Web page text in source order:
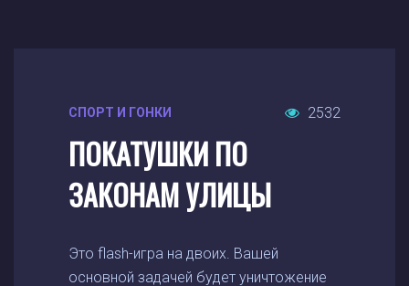
СПОРТ И ГОНКИ 2532
ПОКАТУШКИ ПО
ЗАКОНАМ УЛИЦЫ
Это flash-игра на двоих. Вашей
основной задачей будет уничтожение